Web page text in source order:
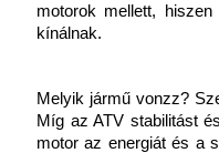
motorok mellett,
kínálnak.
Melyik jármű vonzz?
Míg az ATV stabilitást
motor az energiát és a